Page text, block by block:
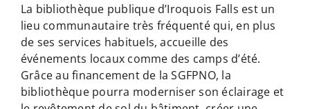
La bibliothèque publique d’Iroquois Falls est un
lieu communautaire très fréquenté qui, en plus
de ses services habituels, accueille des
événements locaux comme des camps d’été.
Grâce au financement de la SGFPNO, la
bibliothèque pourra moderniser son éclairage et